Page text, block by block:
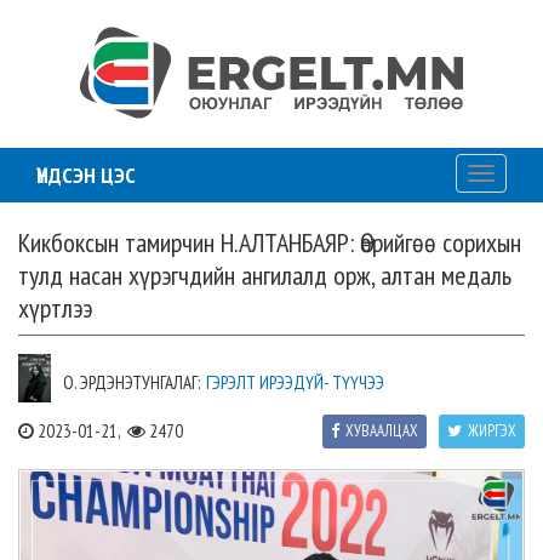
ҮНДСЭН ЦЭС
Toggle
Кикбоксын тамирчин Н.АЛТАНБАЯР: Өөрийгөө сорихын
тулд насан хүрэгчдийн ангилалд орж, алтан медаль
хүртлээ
О. ЭРДЭНЭТУНГАЛАГ: ГЭРЭЛТ ИРЭЭДҮЙ- ТҮҮЧЭЭ
2023-01-21, 2470 ЖИРГЭХ
ХУВААЛЦАХ